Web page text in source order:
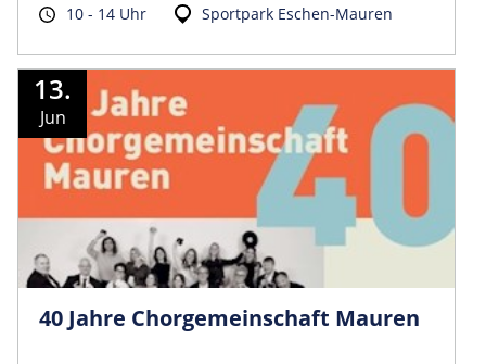
10 - 14 Uhr Sportpark Eschen-Mauren
13.
Jun
40 Jahre Chorgemeinschaft Mauren